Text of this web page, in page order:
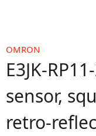
OMRON
E3JK-
sensor,
retro-